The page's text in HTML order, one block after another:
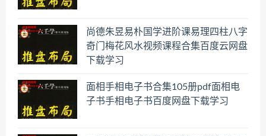
尚德朱昱易朴国学进阶课易理四柱八字
奇门梅花风水视频课程合集百度云网盘
下载学习
面相手相电子书合集105册pdf面相电
子书手相电子书百度网盘下载学习